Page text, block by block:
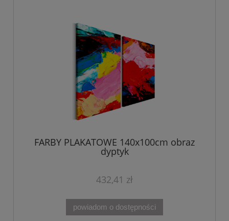
FARBY PLAKATOWE 140x100cm obraz
dyptyk
432,41 zł
powiadom o dostępności